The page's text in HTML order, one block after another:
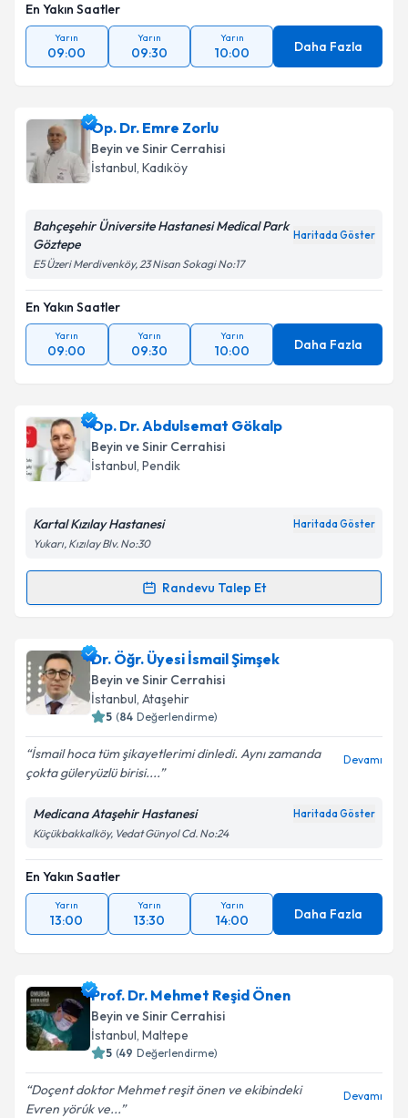
En Yakın Saatler
Yarın
09:00
Yarın
09:30
Yarın
10:00 Daha Fazla
Op. Dr. Emre Zorlu
Beyin ve Sinir Cerrahisi
İstanbul, Kadıköy
Bahçeşehir Üniversite Hastanesi Medical Park
Göztepe
Haritada Göster
E5 Üzeri Merdivenköy, 23 Nisan Sokagi No:17
En Yakın Saatler
Yarın
09:00
Yarın
09:30
Yarın
10:00 Daha Fazla
Op. Dr. Abdulsemat Gökalp
Beyin ve Sinir Cerrahisi
İstanbul, Pendik
Kartal Kızılay Hastanesi Haritada Göster
Yukarı, Kızılay Blv. No:30
Randevu Talep Et
Randevu Takvimi Talebi
Op. Dr. Abdulsemat Gökalpiçin randevu takvimi
talebi oluşturun. Size bu uzmandan randevu almanız
için bir takvim hazırlandığında e-posta ile
bilgilendireceğiz.
E-posta Adresiniz
Kişisel verilerimin işlenmesine ilişkin
Metni'ni okudum ve kişisel verilerimin belirtilen
kapsamda işlenmesini kabul ediyorum.
Takvim Talebini Gönder
Dr. Öğr. Üyesi İsmail Şimşek
Beyin ve Sinir Cerrahisi
İstanbul, Ataşehir
5 (84 Değerlendirme)
İsmail hoca tüm şikayetlerimi dinledi. Aynı zamanda
çokta güleryüzlü birisi....
Devamı
Medicana Ataşehir Hastanesi Haritada Göster
Küçükbakkalköy, Vedat Günyol Cd. No:24
En Yakın Saatler
Yarın
13:00
Yarın
13:30
Yarın
14:00 Daha Fazla
Prof. Dr. Mehmet Reşid Önen
Beyin ve Sinir Cerrahisi
İstanbul, Maltepe
5 (49 Değerlendirme)
Doçent doktor Mehmet reşit önen ve ekibindeki
Evren yörúk ve...
Devamı